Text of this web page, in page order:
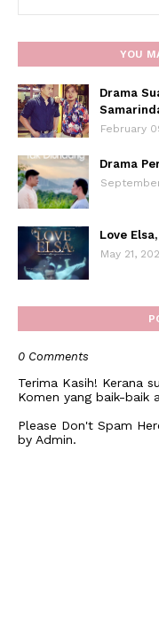
YOU
Drama
February
Drama
Love
May 21,
0 Comments
Terima Kasih! Kerana
Komen yang baik-baik
Please Don't Spam
by Admin.